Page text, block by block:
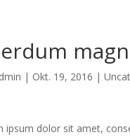
| Okt. 19, 2016 |
ipsum dolor sit amet,